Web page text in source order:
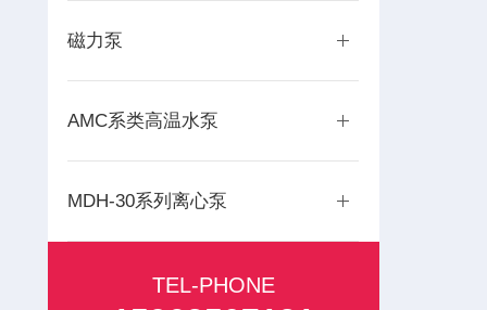
磁力泵
AMC系类高温水泵
MDH-30系列离心泵
TEL-PHONE